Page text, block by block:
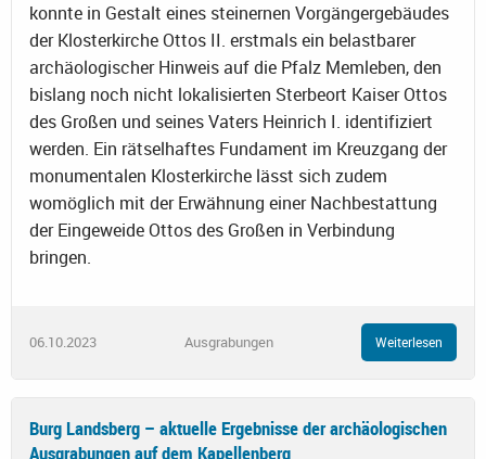
konnte in Gestalt eines steinernen Vorgängergebäudes
der Klosterkirche Ottos II. erstmals ein belastbarer
archäologischer Hinweis auf die Pfalz Memleben, den
bislang noch nicht lokalisierten Sterbeort Kaiser Ottos
des Großen und seines Vaters Heinrich I. identifiziert
werden. Ein rätselhaftes Fundament im Kreuzgang der
monumentalen Klosterkirche lässt sich zudem
womöglich mit der Erwähnung einer Nachbestattung
der Eingeweide Ottos des Großen in Verbindung
bringen.
06.10.2023 Ausgrabungen Weiterlesen
Burg Landsberg – aktuelle Ergebnisse der archäologischen
Ausgrabungen auf dem Kapellenberg